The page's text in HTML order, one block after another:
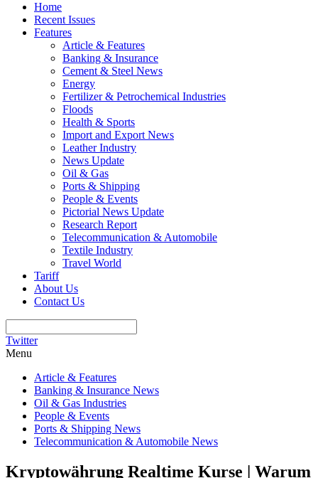
Home
Recent Issues
Features
Article & Features
Banking & Insurance
Cement & Steel News
Energy
Fertilizer & Petrochemical Industries
Floods
Health & Sports
Import and Export News
Leather Industry
News Update
Oil & Gas
Ports & Shipping
People & Events
Pictorial News Update
Research Report
Telecommunication & Automobile
Textile Industry
Travel World
Tariff
About Us
Contact Us
Twitter
Menu
Article & Features
Banking & Insurance News
Oil & Gas Industries
People & Events
Ports & Shipping News
Telecommunication & Automobile News
Kryptowährung Realtime Kurse | Warum